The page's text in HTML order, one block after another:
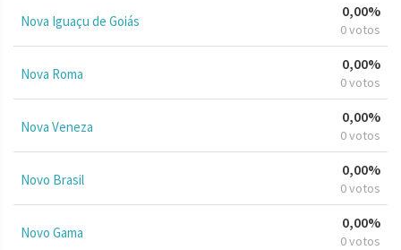
Nova Iguaçu de Goiás
0,00%
0 votos
Nova Roma
0,00%
0 votos
Nova Veneza
0,00%
0 votos
Novo Brasil
0,00%
0 votos
Novo Gama
0,00%
0 votos